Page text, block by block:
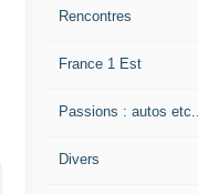
Rencontres
France 1 Est
Passions : autos etc...
Divers